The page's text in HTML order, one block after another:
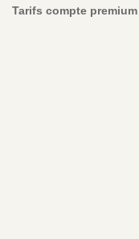
Tarifs compte premium